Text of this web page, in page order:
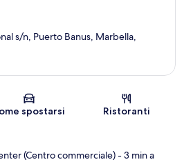
s/n, Puerto Banus, Marbella,
spostarsi Ristoranti
(Centro commerciale)- 3 min a